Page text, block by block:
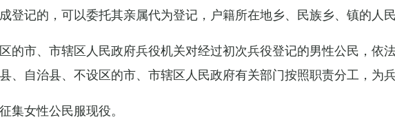
登记的，可以委托其亲属代为登记，户籍所在地乡、民族乡、镇的人
的市、市辖区人民政府兵役机关对经过初次兵役登记的男性公民，依
、自治县、不设区的市、市辖区人民政府有关部门按照职责分工，为
集女性公民服现役。